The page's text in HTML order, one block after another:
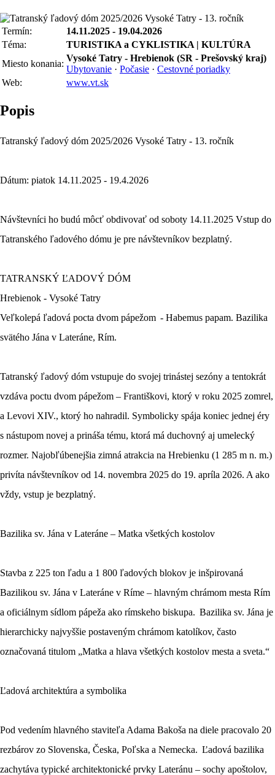
Termín:
14.11.2025 - 19.04.2026
Téma:
TURISTIKA a CYKLISTIKA | KULTÚRA
Miesto konania:
Vysoké Tatry - Hrebienok (SR - Prešovský kraj)
Ubytovanie · Počasie · Cestovné poriadky
Web:
www.vt.sk
Popis
Tatranský ľadový dóm 2025/2026 Vysoké Tatry - 13. ročník
Dátum: piatok 14.11.2025 - 19.4.2026
Návštevníci ho budú môcť obdivovať od soboty 14.11.2025 Vstup do
Tatranského ľadového dómu je pre návštevníkov bezplatný.
TATRANSKÝ ĽADOVÝ DÓM
Hrebienok - Vysoké Tatry
Veľkolepá ľadová pocta dvom pápežom - Habemus papam. Bazilika
svätého Jána v Lateráne, Rím.
Tatranský ľadový dóm vstupuje do svojej trinástej sezóny a tentokrát
vzdáva poctu dvom pápežom – Františkovi, ktorý v roku 2025 zomrel,
a Levovi XIV., ktorý ho nahradil. Symbolicky spája koniec jednej éry
s nástupom novej a prináša tému, ktorá má duchovný aj umelecký
rozmer. Najobľúbenejšia zimná atrakcia na Hrebienku (1 285 m n. m.)
privíta návštevníkov od 14. novembra 2025 do 19. apríla 2026. A ako
vždy, vstup je bezplatný.
Bazilika sv. Jána v Lateráne – Matka všetkých kostolov
Stavba z 225 ton ľadu a 1 800 ľadových blokov je inšpirovaná
Bazilikou sv. Jána v Lateráne v Ríme – hlavným chrámom mesta Rím
a oficiálnym sídlom pápeža ako rímskeho biskupa. Bazilika sv. Jána je
hierarchicky najvyššie postaveným chrámom katolíkov, často
označovaná titulom „Matka a hlava všetkých kostolov mesta a sveta.“
Ľadová architektúra a symbolika
Pod vedením hlavného staviteľa Adama Bakoša na diele pracovalo 20
rezbárov zo Slovenska, Česka, Poľska a Nemecka. Ľadová bazilika
zachytáva typické architektonické prvky Lateránu – sochy apoštolov,